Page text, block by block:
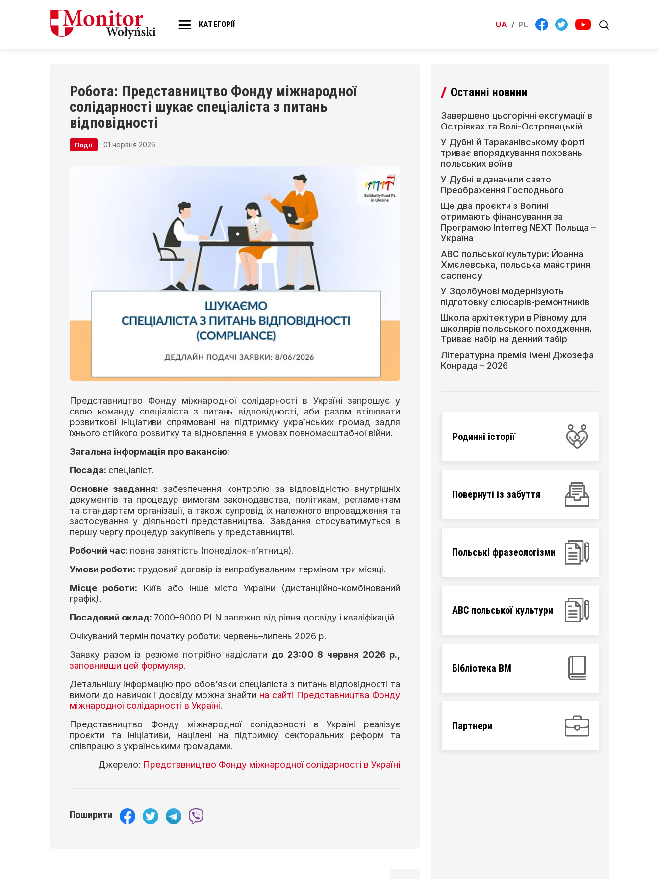
КАТЕГОРІЇ UA / PL
Робота: Представництво Фонду міжнародної
солідарності шукає спеціаліста з питань
відповідності
Події 01 червня 2026
Представництво Фонду міжнародної солідарності в Україні запрошує у
свою команду спеціаліста з питань відповідності, аби разом втілювати
розвиткові ініціативи спрямовані на підтримку українських громад задля
їхнього стійкого розвитку та відновлення в умовах повномасштабної війни.
Загальна інформація про вакансію:
Посада: cпеціаліст.
Основне завдання: забезпечення контролю за відповідністю внутрішніх
документів та процедур вимогам законодавства, політикам, регламентам
та стандартам організації, а також супровід їх належного впровадження та
застосування у діяльності представництва. Завдання стосуватимуться в
першу чергу процедур закупівель у представництві.
Робочий час: повна занятість (понеділок–п’ятниця).
Умови роботи: трудовий договір із випробувальним терміном три місяці.
Місце роботи: Київ або інше місто України (дистанційно-комбінований
графік).
Посадовий оклад: 7000–9000 PLN залежно від рівня досвіду і кваліфікацій.
Очікуваний термін початку роботи: червень–липень 2026 р.
Заявку разом із резюме потрібно надіслати до 23:00 8 червня 2026 р.,
заповнивши цей формуляр.
Детальнішу інформацію про обов’язки спеціаліста з питань відповідності та
вимоги до навичок і досвіду можна знайти на сайті Представництва Фонду
міжнародної солідарності в Україні.
Представництво Фонду міжнародної солідарності в Україні реалізує
проєкти та ініціативи, націлені на підтримку секторальних реформ та
співпрацю з українськими громадами.
Джерело: Представництво Фонду міжнародної солідарності в Україні
Поширити
Останні новини
Завершено цьогорічні ексгумації в
Острівках та Волі-Островецькій
У Дубні й Тараканівському форті
триває впорядкування поховань
польських воїнів
У Дубні відзначили свято
Преображення Господнього
Ще два проєкти з Волині
отримають фінансування за
Програмою Interreg NEXT Польща –
Україна
АВС польської культури: Йоанна
Хмєлевська, польська майстриня
саспенсу
У Здолбунові модернізують
підготовку слюсарів-ремонтників
Школа архітектури в Рівному для
школярів польського походження.
Триває набір на денний табір
Літературна премія імені Джозефа
Конрада – 2026
Родинні історії
Повернуті із забуття
Польські фразеологізми
ABC польської культури
Бібліотека ВМ
Партнери